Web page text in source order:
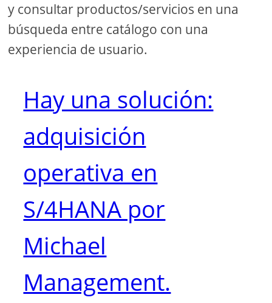
y consultar productos/servicios en una
búsqueda entre catálogo con una
experiencia de usuario.
Hay una solución:
adquisición
operativa en
S/4HANA por
Michael
Management.